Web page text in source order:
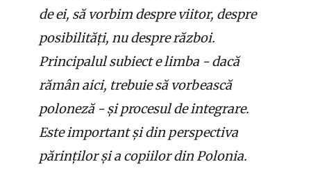
de ei, să vorbim despre viitor, despre
posibilități, nu despre război.
Principalul subiect e limba - dacă
rămân aici, trebuie să vorbească
poloneză - și procesul de integrare.
Este important și din perspectiva
părinților și a copiilor din Polonia.